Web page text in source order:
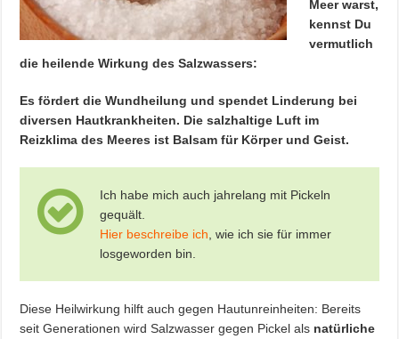
Meer warst,
kennst Du
vermutlich
die heilende Wirkung des Salzwassers:
Es fördert die Wundheilung und spendet Linderung bei
diversen Hautkrankheiten. Die salzhaltige Luft im
Reizklima des Meeres ist Balsam für Körper und Geist.
Ich habe mich auch jahrelang mit Pickeln
gequält.
Hier beschreibe ich , wie ich sie für immer
losgeworden bin.
Diese Heilwirkung hilft auch gegen Hautunreinheiten: Bereits
seit Generationen wird Salzwasser gegen Pickel als natürliche